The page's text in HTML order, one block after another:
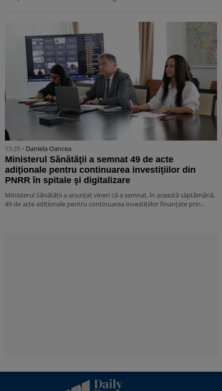
15:35 • Daniela Oancea
Ministerul Sănătăţii a semnat 49 de acte
adiţionale pentru continuarea investiţiilor din
PNRR în spitale şi digitalizare
Ministerul Sănătăţii a anunţat vineri că a semnat, în această săptămână,
49 de acte adiţionale pentru continuarea investiţiilor finanţate prin…